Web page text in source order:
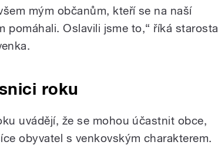
mým občanům, kteří se na naší
pomáhali. Oslavili jsme to,“ říká starosta
roku
uvádějí, že se mohou účastnit obce,
obyvatel s venkovským charakterem.